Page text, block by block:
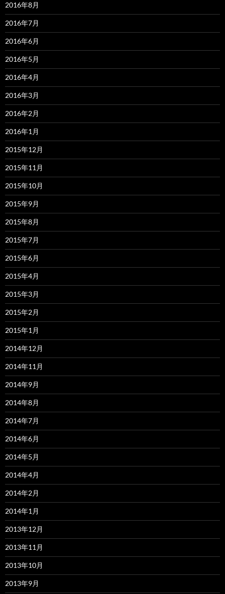
2016年8月
2016年7月
2016年6月
2016年5月
2016年4月
2016年3月
2016年2月
2016年1月
2015年12月
2015年11月
2015年10月
2015年9月
2015年8月
2015年7月
2015年6月
2015年4月
2015年3月
2015年2月
2015年1月
2014年12月
2014年11月
2014年9月
2014年8月
2014年7月
2014年6月
2014年5月
2014年4月
2014年2月
2014年1月
2013年12月
2013年11月
2013年10月
2013年9月